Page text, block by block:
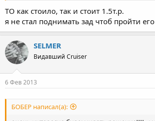
ТО как стоило, так и стоит 1.5т.р.
я не стал поднимать зад чтоб пройти
SELMER
Видавший Cruiser
6 Фев 2013
БОБЕР написал(а):